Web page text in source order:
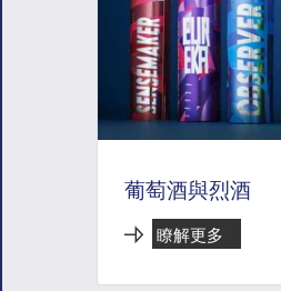
葡萄酒與烈酒
瞭解更多